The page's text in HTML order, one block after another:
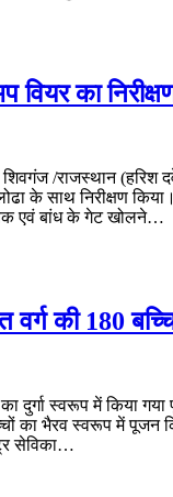
का
/राजस्थान
के साथ निरीक्षण
एवं बांध के गेट खोलने…
वर्ग की 180
का दुर्गा स्वरूप में
का भैरव स्वरूप में पूजन
सेविका…